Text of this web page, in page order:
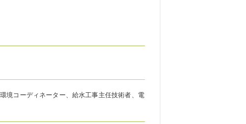
境コーディネーター、給水工事主任技術者、電